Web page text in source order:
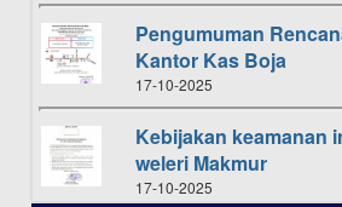
Pengumuman
Kantor Kas Boja
17-10-2025
Kebijakan keamanan
weleri Makmur
17-10-2025